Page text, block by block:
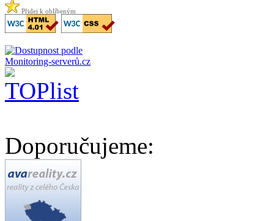
Přidej k oblíbeným
Doporučujeme: